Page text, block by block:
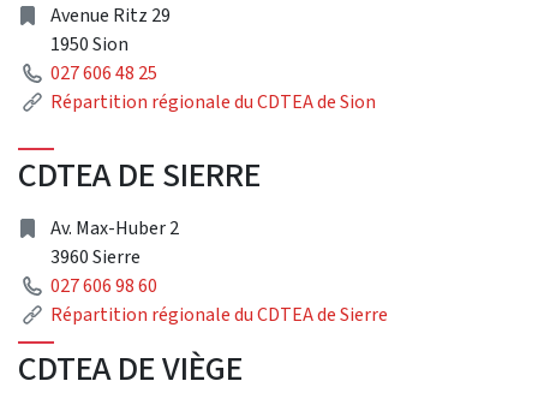
adresse
Avenue Ritz 29
1950 Sion
Téléphone
027 606 48 25
Lien
Répartition régionale du CDTEA de Sion
CDTEA DE SIERRE
adresse
Av. Max-Huber 2
3960 Sierre
Téléphone
027 606 98 60
Lien
Répartition régionale du CDTEA de Sierre
CDTEA DE VIÈGE